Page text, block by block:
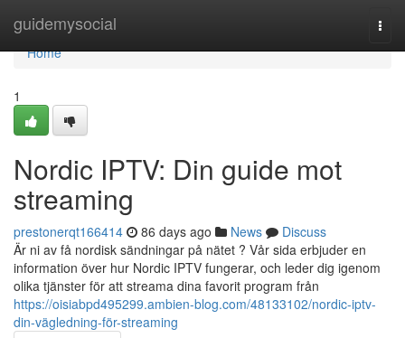
guidemysocial
Home
Home
1
Nordic IPTV: Din guide mot
streaming
prestonerqt166414 86 days ago News
Discuss
Är ni av få nordisk sändningar på nätet ? Vår sida erbjuder en
information över hur Nordic IPTV fungerar, och leder dig igenom
olika tjänster för att streama dina favorit program från
https://oisiabpd495299.ambien-blog.com/48133102/nordic-iptv-
din-vägledning-för-streaming